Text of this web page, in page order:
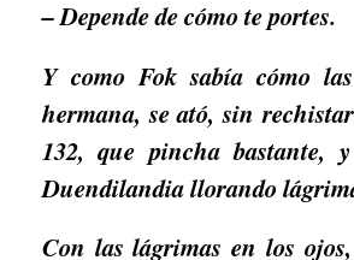
– Depende de cómo te portes.
Y como Fok sabía cómo
hermana, se ató, sin
132, que pincha bastante,
Duendilandia llorando
Con las lágrimas en los